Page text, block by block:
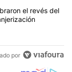
Moreau y
el revés del
por